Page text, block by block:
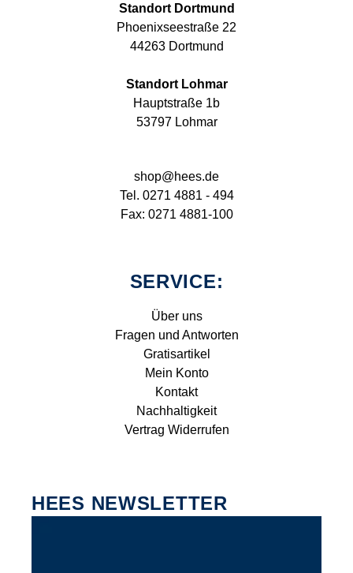
Standort Dortmund
Phoenixseestraße 22
44263 Dortmund
Standort Lohmar
Hauptstraße 1b
53797 Lohmar
shop@hees.de
Tel. 0271 4881 - 494
Fax: 0271 4881-100
SERVICE:
Über uns
Fragen und Antworten
Gratisartikel
Mein Konto
Kontakt
Nachhaltigkeit
Vertrag Widerrufen
HEES NEWSLETTER